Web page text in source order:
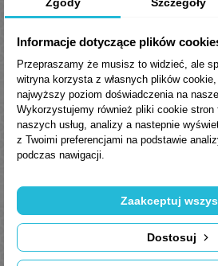
uszczelnieniami
Shell Air Tool Oil
kompatybilny z
farbami
Olej sprzedajemy w
opakowaniu producenta
Informacje dotyczące plików
Przepraszamy że musisz to widzieć, ale
witryna korzysta z własnych plików
najwyższy poziom doświadczenia na
Wykorzystujemy również pliki cookie
naszych usług, analizy a nastepnie
z Twoimi preferencjami na podstawie
podczas nawigacji.
Dostosuj
Zaakceptuj